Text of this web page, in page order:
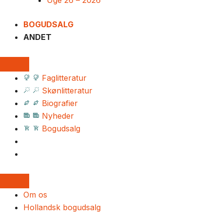
BOGUDSALG
ANDET
Faglitteratur
Skønlitteratur
Biografier
Nyheder
Bogudsalg
Om os
Hollandsk bogudsalg